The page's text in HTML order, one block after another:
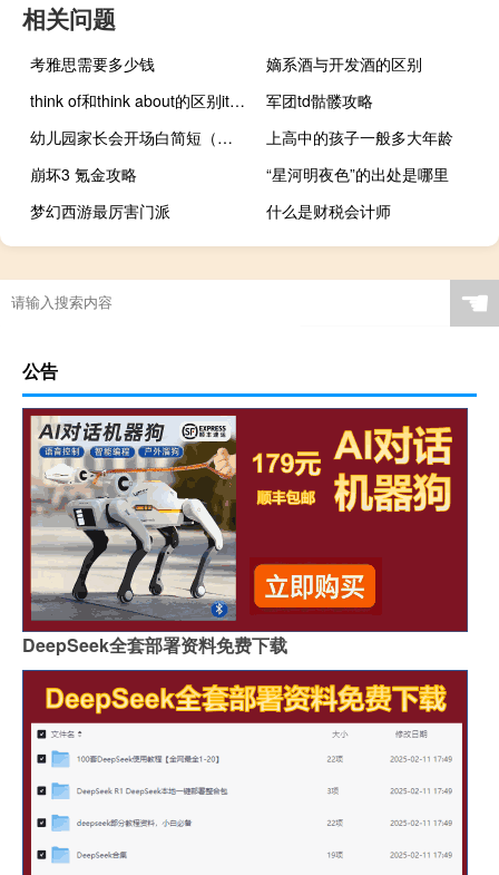
相关问题
考雅思需要多少钱
嫡系酒与开发酒的区别
think of和think about的区别it的位置（think of和think about的区别）
军团td骷髅攻略
幼儿园家长会开场白简短（幼儿园家长会开场白）
上高中的孩子一般多大年龄
崩坏3 氪金攻略
“星河明夜色”的出处是哪里
梦幻西游最厉害门派
什么是财税会计师
☚
公告
DeepSeek全套部署资料免费下载